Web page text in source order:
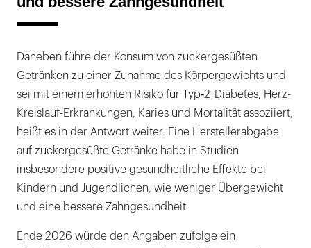
Daneben führe der Konsum von zuckergesüßten
Getränken zu einer Zunahme des Körpergewichts und
sei mit einem erhöhten Risiko für Typ‑2-Diabetes, Herz-
Kreislauf-Erkrankungen, Karies und Mortalität assoziiert,
heißt es in der Antwort weiter. Eine Herstellerabgabe
auf zuckergesüßte Getränke habe in Studien
insbesondere positive gesundheitliche Effekte bei
Kindern und Jugendlichen, wie weniger Übergewicht
und eine bessere Zahngesundheit.
Ende 2026 würde den Angaben zufolge ein